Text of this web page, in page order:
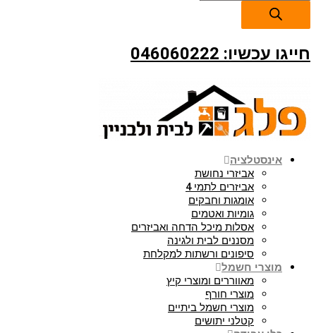
חייגו עכשיו: 046060222
אינסטלציה
אביזרי נחושת
אביזרים לתמי 4
אומגות וחבקים
גומיות ואטמים
אסלות מיכל הדחה ואביזרים
מסננים לבית ולגינה
סיפונים ורשתות למקלחת
מוצרי חשמל
מאווררים ומוצרי קיץ
מוצרי חורף
מוצרי חשמל ביתיים
קטלני יתושים